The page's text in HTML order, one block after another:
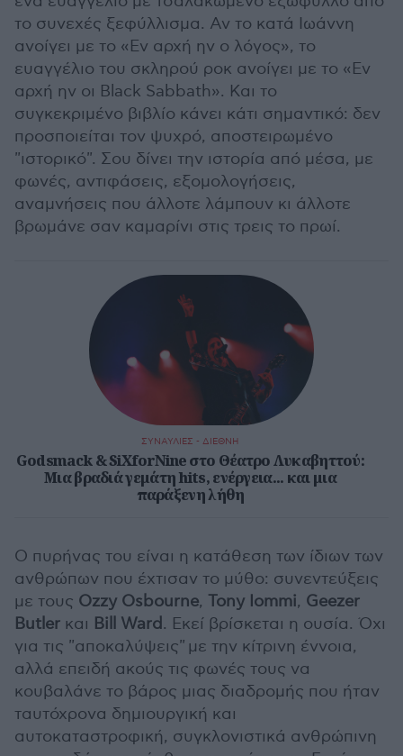
το συνεχές ξεφύλλισμα. Αν το κατά Ιωάννη
ανοίγει με το «Εν αρχή ην ο λόγος», το
ευαγγέλιο του σκληρού ροκ ανοίγει με το «Εν
αρχή ην οι Black Sabbath». Και το
συγκεκριμένο βιβλίο κάνει κάτι σημαντικό: δεν
προσποιείται τον ψυχρό, αποστειρωμένο
"ιστορικό". Σου δίνει την ιστορία από μέσα, με
φωνές, αντιφάσεις, εξομολογήσεις,
αναμνήσεις που άλλοτε λάμπουν κι άλλοτε
βρωμάνε σαν καμαρίνι στις τρεις το πρωί.
ΣΥΝΑΥΛΙΕΣ - ΔΙΕΘΝΗ
Godsmack & SiXforNine στο Θέατρο Λυκαβηττού:
Μια βραδιά γεμάτη hits, ενέργεια... και μια
παράξενη λήθη
Ο πυρήνας του είναι η κατάθεση των ίδιων των
ανθρώπων που έχτισαν το μύθο: συνεντεύξεις
με τους Ozzy Osbourne, Tony Iommi, Geezer
Butler και Bill Ward. Εκεί βρίσκεται η ουσία. Όχι
για τις "αποκαλύψεις" με την κίτρινη έννοια,
αλλά επειδή ακούς τις φωνές τους να
κουβαλάνε το βάρος μιας διαδρομής που ήταν
ταυτόχρονα δημιουργική και
αυτοκαταστροφική, συγκλονιστικά ανθρώπινη